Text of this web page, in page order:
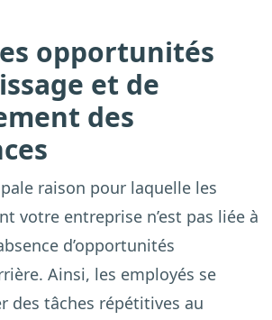
opportunités
et de
des
raison pour laquelle les
votre entreprise n’est pas liée à
d’opportunités
Ainsi, les employés se
des tâches répétitives au